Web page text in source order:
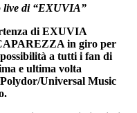
live di “EXUVIA”
di EXUVIA
in giro per
a tutti i fan di
e ultima volta
Universal Music